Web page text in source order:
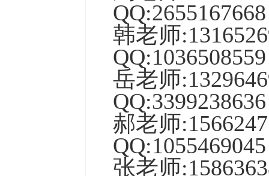
QQ:2655167668
韩老师:
QQ:1036508559
岳老师
QQ:3399238636
郝老师
QQ:1055469045
张老师